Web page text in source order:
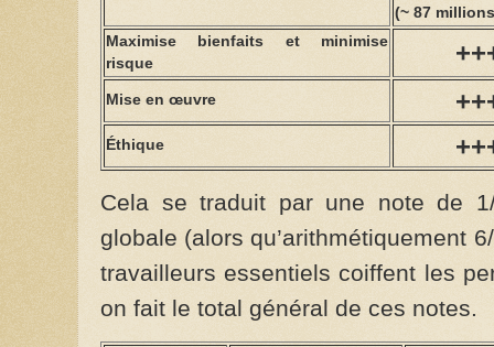
(~ 87
Maximise bienfaits et minimise
risque
Mise en œuvre
Éthique
Cela se traduit par une note de
globale (alors qu’arithmétiquement
travailleurs essentiels coiffent les
on fait le total général de ces notes.